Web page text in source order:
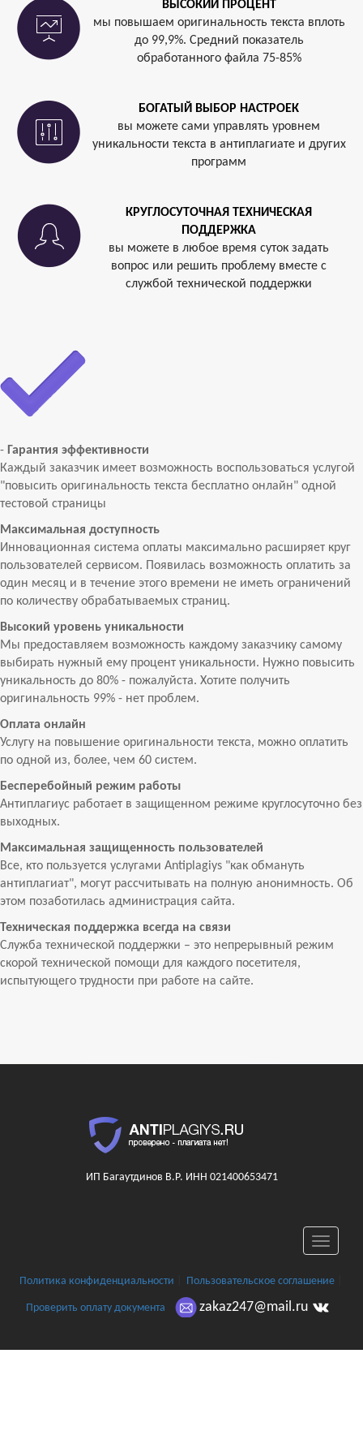
ВЫСОКИЙ ПРОЦЕНТ
мы повышаем оригинальность текста вплоть
до 99,9%. Средний показатель
обработанного файла 75-85%
БОГАТЫЙ ВЫБОР НАСТРОЕК
вы можете сами управлять уровнем
уникальности текста в антиплагиате и других
программ
КРУГЛОСУТОЧНАЯ ТЕХНИЧЕСКАЯ
ПОДДЕРЖКА
вы можете в любое время суток задать
вопрос или решить проблему вместе с
службой технической поддержки
- Гарантия эффективности
Каждый заказчик имеет возможность воспользоваться услугой
"повысить оригинальность текста бесплатно онлайн" одной
тестовой страницы
Максимальная доступность
Инновационная система оплаты максимально расширяет круг
пользователей сервисом. Появилась возможность оплатить за
один месяц и в течение этого времени не иметь ограничений
по количеству обрабатываемых страниц.
Высокий уровень уникальности
Мы предоставляем возможность каждому заказчику самому
выбирать нужный ему процент уникальности. Нужно повысить
уникальность до 80% - пожалуйста. Хотите получить
оригинальность 99% - нет проблем.
Оплата онлайн
Услугу на повышение оригинальности текста, можно оплатить
по одной из, более, чем 60 систем.
Бесперебойный режим работы
Антиплагиус работает в защищенном режиме круглосуточно без
выходных.
Максимальная защищенность пользователей
Все, кто пользуется услугами Antiplagiys "как обмануть
антиплагиат", могут рассчитывать на полную анонимность. Об
этом позаботилась администрация сайта.
Техническая поддержка всегда на связи
Служба технической поддержки – это непрерывный режим
скорой технической помощи для каждого посетителя,
испытующего трудности при работе на сайте.
ИП Багаутдинов В.Р. ИНН 021400653471
Toggle
Политика конфиденциальности
Пользовательское соглашение|
Проверить оплату документа zakaz247@mail.ru